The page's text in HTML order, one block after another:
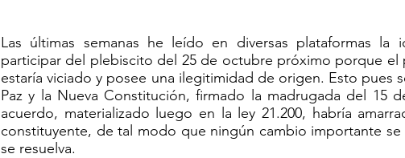
Las últimas semanas he leído en diversas plataformas
participar del plebiscito del 25 de octubre próximo porque el
estaría viciado y posee una ilegitimidad de origen. Esto pues
Paz y la Nueva Constitución, firmado la madrugada del 15
acuerdo, materializado luego en la ley 21.200, habría
constituyente, de tal modo que ningún cambio importante
se resuelva.